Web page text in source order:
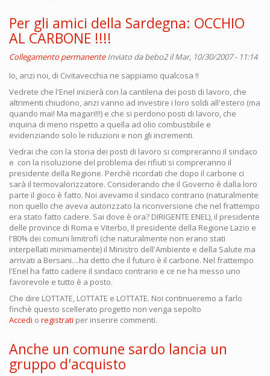
Per gli amici della Sardegna: OCCHIO
AL CARBONE !!!!
Collegamento permanente Inviato dabebo2il Mar, 10/30/2007 - 11:14
Io, anzi noi, di Civitavecchia ne sappiamo qualcosa !!
Vedrete che l'Enel inizierà con la cantilena dei posti di lavoro, che
altrimenti chiudono, anzi vanno ad investire i loro soldi all'estero (ma
quando mai! Ma magari!!!) e che si perdono posti di lavoro, che
inquina di meno rispetto a quella ad olio combustibile e
evidenziando solo le riduzioni e non gli incrementi.
Vedrai che con la storia dei posti di lavoro si compreranno il sindaco
e con la risoluzione del problema dei rifiuti si compreranno il
presidente della Regione. Perchè ricordati che dopo il carbone ci
sarà il termovalorizzatore. Considerando che il Governo è dalla loro
parte il gioco è fatto. Noi avevamo il sindaco contrario (naturalmente
non quello che aveva autorizzato la riconversione che nel frattempo
era stato fatto cadere. Sai dove è ora? DIRIGENTE ENEL), il presidente
delle province di Roma e Viterbo, Il presidente della Regione Lazio e
l'80% dei comuni limitrofi (che naturalmente non erano stati
interpellati minimamente) il Ministro dell'Ambiente e della Salute ma
arrivati a Bersani....ha detto che il futuro è il carbone. Nel frattempo
l'Enel ha fatto cadere il sindaco contrario e ce ne ha messo uno
favorevole e tutto è a posto.
Che dire LOTTATE, LOTTATE e LOTTATE. Noi continueremo a farlo
finchè questo scellerato progetto non venga sepolto
Accedi o registrati per inserire commenti.
Anche un comune sardo lancia un
gruppo d'acquisto